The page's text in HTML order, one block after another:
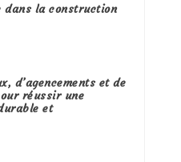
dans la construction
d’agencements et de
réussir une
et